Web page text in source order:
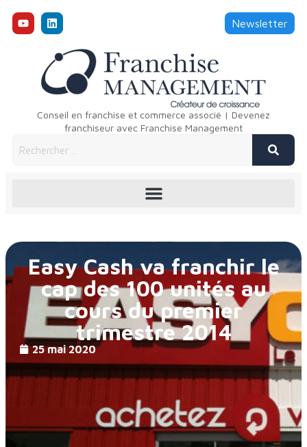
Newsletter
Conseil en franchise et commerce associé | Devenez
franchiseur avec Franchise Management
Easy Cash va franchir le
cap des 100 unités au
cours du premier
trimestre 2014
25 mai 2020